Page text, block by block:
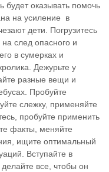
оказывать помочь
на усиление в
дети. Погрузитесь
след опасного и
в сумерках и
Дежурьте у
разные вещи и
Пробуйте
слежку, применяйте
пробуйте применить
факты, меняйте
ищите оптимальный
Вступайте в
все, чтобы он